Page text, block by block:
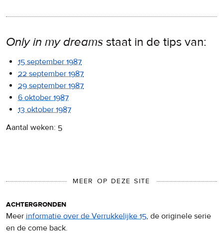
Only in my dreams staat in de tips van:
15 september 1987
22 september 1987
29 september 1987
6 oktober 1987
13 oktober 1987
Aantal weken: 5
MEER OP DEZE SITE
achtergronden
Meer informatie over de Verrukkelijke 15, de originele serie
en de come back.